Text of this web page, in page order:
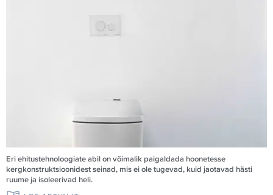
Eri ehitustehnoloogiate abil on võimalik paigaldada hoonetesse
kergkonstruktsioonidest seinad, mis ei ole tugevad, kuid jaotavad hästi
ruume ja isoleerivad heli.